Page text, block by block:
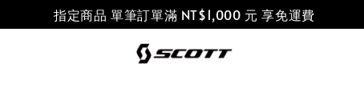
指定商品 單筆訂單滿 NT$1,000 元 享免運費